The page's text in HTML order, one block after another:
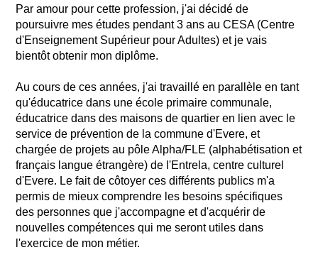
Par amour pour cette profession, j'ai décidé de
poursuivre mes études pendant 3 ans au CESA (Centre
d'Enseignement Supérieur pour Adultes) et je vais
bientôt obtenir mon diplôme.
Au cours de ces années, j'ai travaillé en parallèle en tant
qu'éducatrice dans une école primaire communale,
éducatrice dans des maisons de quartier en lien avec le
service de prévention de la commune d'Evere, et
chargée de projets au pôle Alpha/FLE (alphabétisation et
français langue étrangère) de l'Entrela, centre culturel
d'Evere. Le fait de côtoyer ces différents publics m'a
permis de mieux comprendre les besoins spécifiques
des personnes que j'accompagne et d'acquérir de
nouvelles compétences qui me seront utiles dans
l'exercice de mon métier.